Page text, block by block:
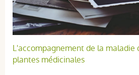
L'accompagnement de la maladie
plantes médicinales